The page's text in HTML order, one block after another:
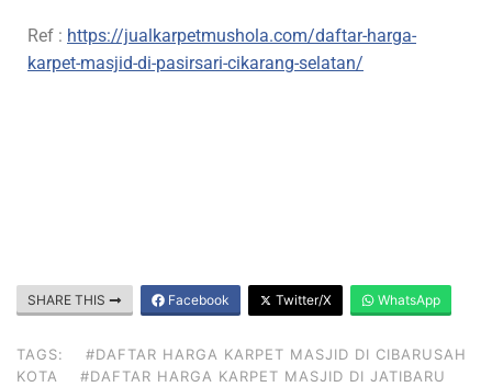
Ref : https://jualkarpetmushola.com/daftar-harga-
karpet-masjid-di-pasirsari-cikarang-selatan/
SHARE THIS Facebook Twitter/X WhatsApp
TAGS:
#DAFTAR HARGA KARPET MASJID DI CIBARUSAH
KOTA
#DAFTAR HARGA KARPET MASJID DI JATIBARU